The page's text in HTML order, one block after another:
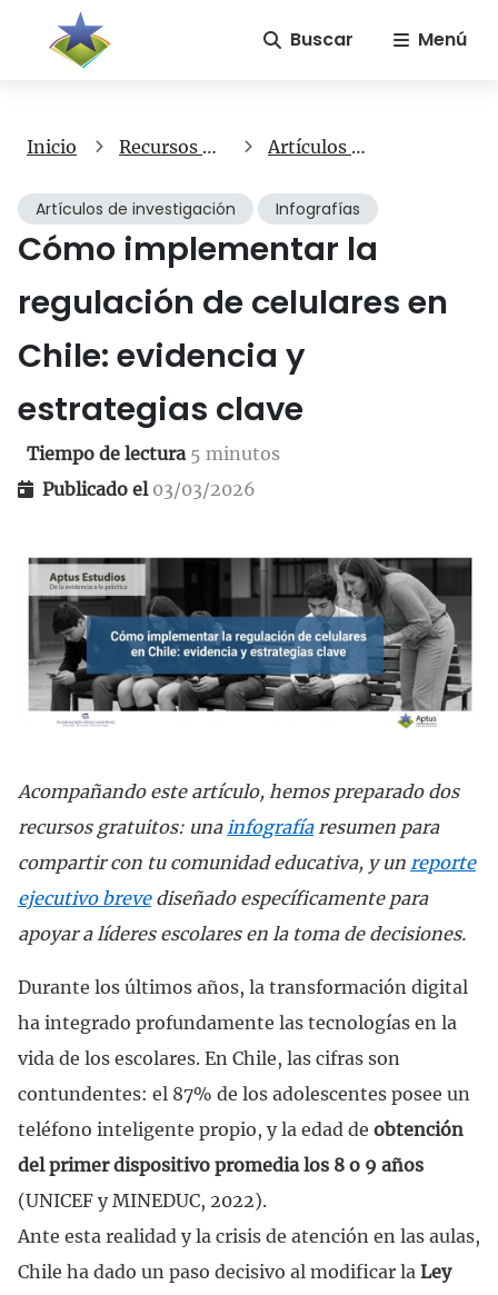
Buscar Menú
Inicio Recursos gratuitos Artículos de investigación
Artículos de investigación Infografías
Cómo implementar la
regulación de celulares en
Chile: evidencia y
estrategias clave
Tiempo de lectura 5 minutos
Publicado el 03/03/2026
Acompañando este artículo, hemos preparado dos
recursos gratuitos: unainfografíaresumen para
compartir con tu comunidad educativa, y un reporte
ejecutivo brevediseñado específicamente para
apoyar a líderes escolares en la toma de decisiones.
Durante los últimos años, la transformación digital
ha integrado profundamente las tecnologías en la
vida de los escolares. En Chile, las cifras son
contundentes: el 87% de los adolescentes posee un
teléfono inteligente propio, y la edad de obtención
del primer dispositivo promedia los 8 o 9 años
(UNICEF y MINEDUC, 2022).
Ante esta realidad y la crisis de atención en las aulas,
Chile ha dado un paso decisivo al modificar la Ley